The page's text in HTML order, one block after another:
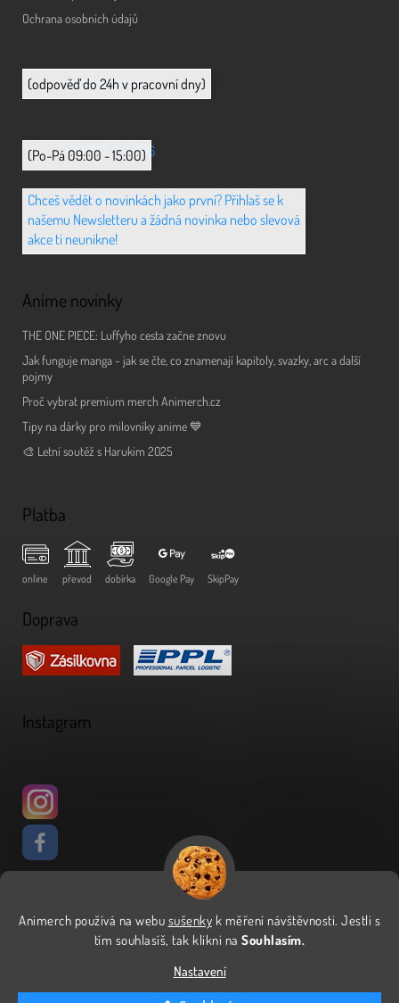
Animerch používá na webu sušenky k měření návštěvnosti. Jestli s
tím souhlasíš, tak klikni naSouhlasím.
Nastavení
Ochrana osobních údajů
info@animerch.cz
(odpověď do 24h v pracovní dny)
+420 702 851 036
(Po-Pá 09:00 - 15:00)
Chceš vědět o novinkách jako první? Přihlaš se k
našemu Newsletteru a žádná novinka nebo slevová
akce ti neunikne!
Anime novinky
THE ONE PIECE: Luffyho cesta začne znovu
Jak funguje manga - jak se čte, co znamenají kapitoly, svazky, arc a další
pojmy
Proč vybrat premium merch Animerch.cz
Tipy na dárky pro milovníky anime 💙
🎨 Letní soutěž s Harukim 2025
Platba
online převod dobírka Google Pay SkipPay
Doprava
Instagram
Vytvořil Shoptet
Copyright 2026Animerch. Všechna práva vyhrazena.Upravit